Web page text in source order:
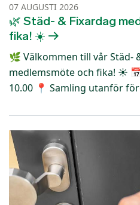
07 AUGUSTI 2026
🌿 Städ- & Fixardag
fika! ☀️
🌿 Välkommen till vår Städ-
medlemsmöte och fika! ☀️
10.00 📍 Samling utanför